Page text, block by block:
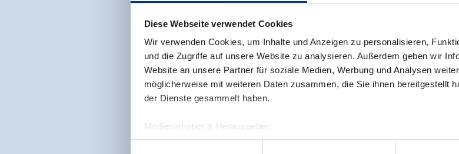
Diese Webseite verwendet Cookies
Wir verwenden Cookies, um Inhalte und Anzeigen zu personalisieren,
und die Zugriffe auf unsere Website zu analysieren. Außerdem geben wir
Website an unsere Partner für soziale Medien, Werbung und Analysen
möglicherweise mit weiteren Daten zusammen, die Sie ihnen bereitgestellt
der Dienste gesammelt haben.
Medieninhaber & Herausgeber:
Zeller Bergbahnen Zillertal GmbH & Co KG